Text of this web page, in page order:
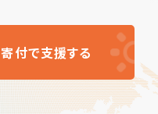
寄付で支援する